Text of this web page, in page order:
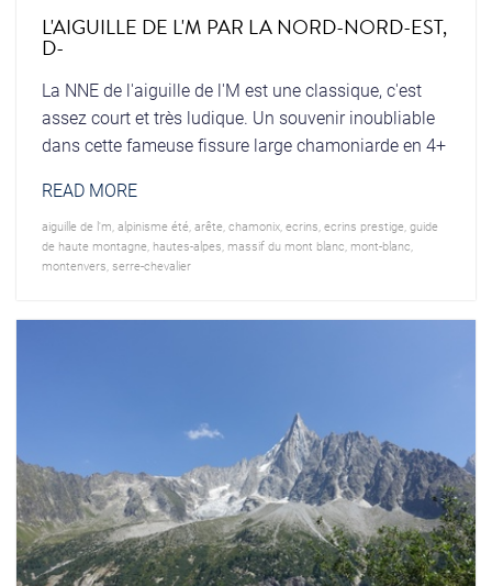
L'AIGUILLE DE L'M PAR LA NORD-NORD-EST,
D-
La NNE de l'aiguille de l'M est une classique, c'est
assez court et très ludique. Un souvenir inoubliable
dans cette fameuse fissure large chamoniarde en 4+
READ MORE
aiguille de l'm alpinisme été, arête, chamonix, ecrins ecrins prestige, guide
de haute montagne, hautes-alpes massif du mont blanc mont-blanc
montenvers serre-chevalier